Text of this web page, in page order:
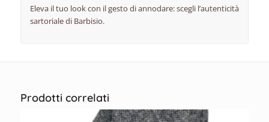
Eleva il tuo look con il gesto di annodare: scegli l’autenticità
sartoriale di Barbisio.
Prodotti correlati